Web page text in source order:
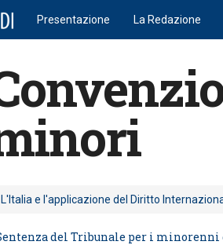
Presentazione La Redazione
L'Italia e l'applicazione del Diritto
del Tribunale per i minorenni